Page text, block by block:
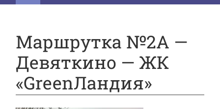
Маршрутка №2А —
Девяткино — ЖК
«GreenЛандия»